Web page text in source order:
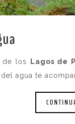
de los Lagos de
agua te